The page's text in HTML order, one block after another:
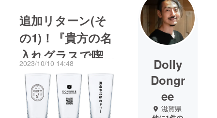
追加リターン(そ
の1)！『貴方の名
入れグラスで喫茶
焙煎室dのスポン
サーになる権利』
2023/10/10 14:48
Dolly
Dongr
ee
滋賀県